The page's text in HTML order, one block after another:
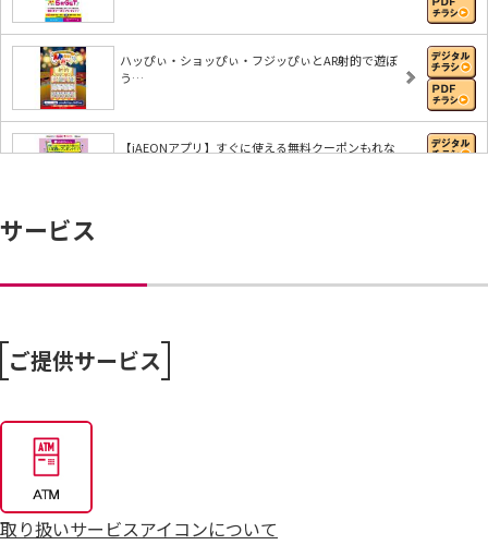
ハッぴぃ・ショッぴぃ・フジッぴぃとAR射的で遊ぼ
う…
【iAEONアプリ】すぐに使える無料クーポンもれな
サービス
ご提供サービス
取り扱いサービスアイコンについて